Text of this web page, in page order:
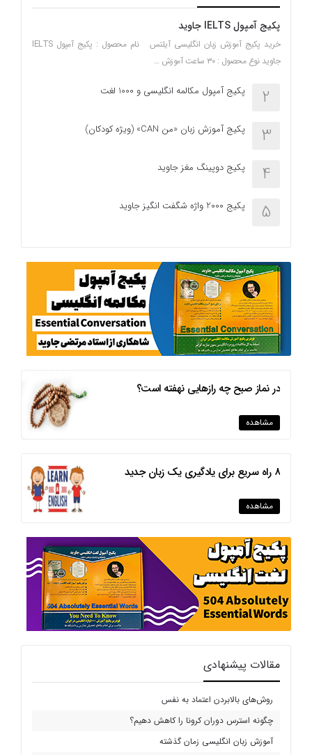
پکیج آمپول IELTS جاوید
خرید پکیج آموزش زبان انگلیسی آیلتس نام محصول : پکیج آمپول IELTS
جاوید نوع محصول : ۳۰ ساعت آموزش …
2 پکیج آمپول مکالمه انگلیسی و 1000 لغت
3 پکیج آموزش زبان «من CAN» (ویژه کودکان)
4 پکیج دوپینگ مغز جاوید
5 پکیج 2000 واژه شگفت انگیز جاوید
در نماز صبح چه رازهایی نهفته است؟
مشاهده
8 راه سریع برای یادگیری یک زبان جدید
مشاهده
مقالات پیشنهادی
روش‌های بالابردن اعتماد به نفس
چگونه استرس دوران کرونا را کاهش دهیم؟
آموزش زبان انگلیسی زمان گذشته